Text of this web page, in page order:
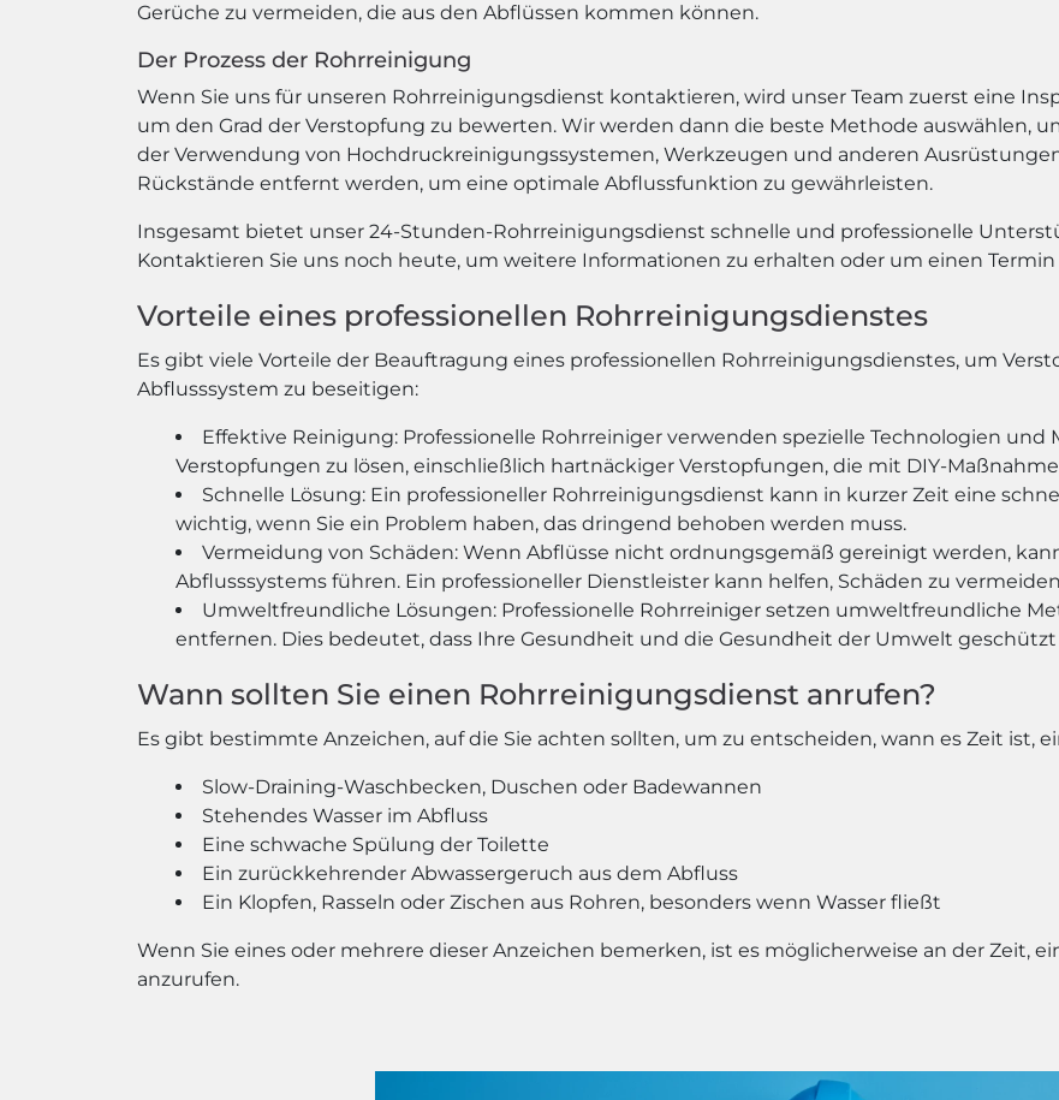
Gerüche zu vermeiden, die aus den Abflüssen kommen können.
Der Prozess der Rohrreinigung
Wenn Sie uns für unseren Rohrreinigungsdienst kontaktieren, wird unser Team zuerst eine
um den Grad der Verstopfung zu bewerten. Wir werden dann die beste Methode auswählen,
der Verwendung von Hochdruckreinigungssystemen, Werkzeugen und anderen
Rückstände entfernt werden, um eine optimale Abflussfunktion zu gewährleisten.
Insgesamt bietet unser 24-Stunden-Rohrreinigungsdienst schnelle und professionelle
Kontaktieren Sie uns noch heute, um weitere Informationen zu erhalten oder um einen Termin
Vorteile eines professionellen Rohrreinigungsdienstes
Es gibt viele Vorteile der Beauftragung eines professionellen Rohrreinigungsdienstes, um
Abflusssystem zu beseitigen:
Effektive Reinigung: Professionelle Rohrreiniger verwenden spezielle Technologien und
Verstopfungen zu lösen, einschließlich hartnäckiger Verstopfungen, die mit DIY-
Schnelle Lösung: Ein professioneller Rohrreinigungsdienst kann in kurzer Zeit eine
wichtig, wenn Sie ein Problem haben, das dringend behoben werden muss.
Vermeidung von Schäden: Wenn Abflüsse nicht ordnungsgemäß gereinigt werden,
Abflusssystems führen. Ein professioneller Dienstleister kann helfen, Schäden zu
Umweltfreundliche Lösungen: Professionelle Rohrreiniger setzen umweltfreundliche
entfernen. Dies bedeutet, dass Ihre Gesundheit und die Gesundheit der Umwelt geschützt
Wann sollten Sie einen Rohrreinigungsdienst anrufen?
Es gibt bestimmte Anzeichen, auf die Sie achten sollten, um zu entscheiden, wann es Zeit ist,
Slow-Draining-Waschbecken, Duschen oder Badewannen
Stehendes Wasser im Abfluss
Eine schwache Spülung der Toilette
Ein zurückkehrender Abwassergeruch aus dem Abfluss
Ein Klopfen, Rasseln oder Zischen aus Rohren, besonders wenn Wasser fließt
Wenn Sie eines oder mehrere dieser Anzeichen bemerken, ist es möglicherweise an der Zeit,
anzurufen.